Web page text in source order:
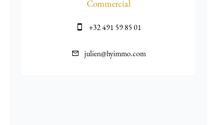
Commercial
+32 491 59 85 01
julien@hyimmo.com